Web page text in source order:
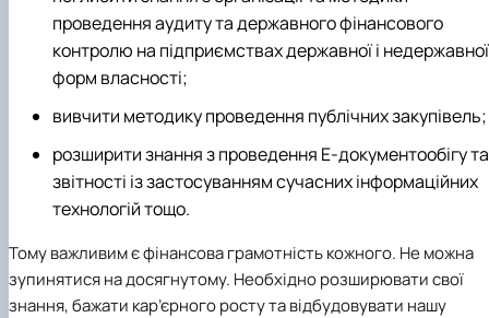
проведення аудиту та державного фінансового
контролю на підприємствах державної і недержавної
форм власності;
вивчити методику проведення публічних закупівель;
розширити знання з проведення Е-документообігу та
звітності із застосуванням сучасних інформаційних
технологій тощо.
Тому важливим є фінансова грамотність кожного. Не можна
зупинятися на досягнутому. Необхідно розширювати свої
знання, бажати кар’єрного росту та відбудовувати нашу